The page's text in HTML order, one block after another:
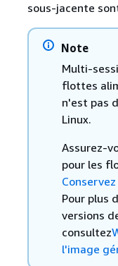
sous-jacente
Note
Multi-
flottes
n'est pas
Linux.
Assurez-
pour les
Pour plus
versions
consultez
l'image